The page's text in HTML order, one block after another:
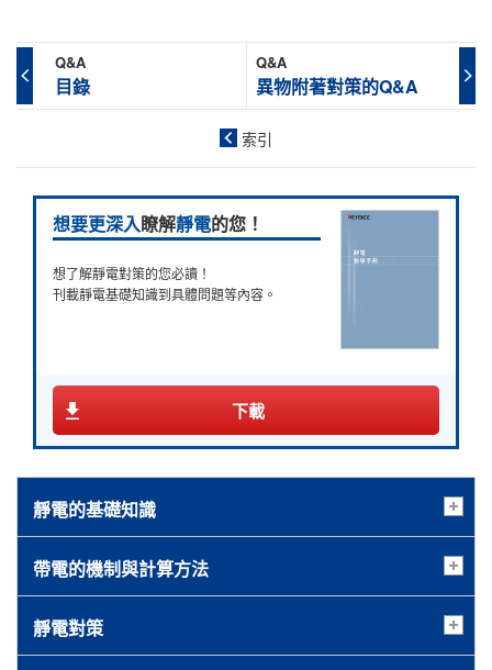
物體靠近
如上圖所示，當兩個物體相互接觸時，因各自帶有的表
面能量不同，其中一方因物質表面帶有的電子殼中的電
子（負電）跑出去而成為帶正電的一方，而另一個物體
則因對方的電子（負電）跑過來而成為帶負電的一方。
跑離帶電物方向的靜電力產生作用
－靜電
帶負電的帶電物
此外，帶有相同極性電荷的物質若相互靠近，物質之間
會產生互相排斥（排斥力）的作用力，而帶有不同極性
電荷的物質之間則會產生相互吸引（吸引力）的作用
力。
此時產生的靜電力稱為「庫倫力」（單位：N），其電荷
量與力的關係以「庫倫定律」來表示。
若已實施接地，雖然進行摩擦、剝離等動作時會產生靜電，
但靜電會立刻通過接地線進而被去除。
若未實施接地，則摩擦、剝離等動作所產生的靜電將無處可
去，因此沒有辦法讓靜電獲得釋放。（帶電）
完全無感覺
2.0
手指外側感覺觸電，但不會痛
從手掌到前臂感覺疼痛
手指感到強烈疼痛，且上臂感覺沉重
7.0
手腕強烈疼痛，手部感覺麻痺
11.0
手指感到強烈麻感，手部整體感覺到
強烈電擊
12.0
手部整體感覺到強烈打擊
「靜電安全指南」產業安全研究所篇
兩種物質因接觸或摩擦而帶電時，其中一方將帶正電，
另一方則帶負電。
在這種情況下，該物質（例如紙張等）是否就絕對帶有
正電？然而，實際上並非如此，而是有時候可能會帶正
電，也可能會帶負電。
那麼，物體會帶正電或負電是取決於什麼條件？其實並
非取決於物質本身的材質，而是取決於與其接觸（摩
擦、剝離）的物質的組合。
換句話說，即使是通常帶正電的物質，一旦與更容易帶
正電的物質接觸（摩擦、剝離），它就會成為帶負電的
的帶電量會越大。（雖然在帶電序列的概念上相同材質
接觸時不會發生帶電的現象，但事實上即使是相同材質
也會發生帶電現象。然而相較於帶電序列上順序距離較
查看方式範例
玻璃與棉花摩擦時
棉花：帶負電
用PDF彙整查看
例如，當某個空間內有帶電物（電荷）存在時，就會以
該帶電物為中心呈球狀向外擴散，且距離中心越遠，其
力量強度就越弱。
另外，此電場的強度稱為「電場強度」。電場強度並不
僅是力量的強弱，同時是具有方向性的力量。
用力，而帶負電時則產生由外側朝中心方向的作用力）
電場示意圖
虛擬曲線，並根據以下三項規則進行描繪。
電力線是由正電荷朝負電荷方向畫的線。
電力線不會在沒有電荷的地方中斷，也不會有2條以
上電力線相交。
通過某個閉曲面的電力線數量與該閉曲面內所含的電
荷量成正比。
繪的曲線較稀疏，靜電作用力較強的地方描繪的曲線則
電力線的描繪範例
帶正電荷的點電荷的電力線
Q&A
目錄
Q&A
異物附著對策的Q&A
索引
想要更深入瞭解靜電的您！
想了解靜電對策的您必讀！
刊載靜電基礎知識到具體問題等內容。
下載
靜電的基礎知識
帶電的機制與計算方法
靜電對策